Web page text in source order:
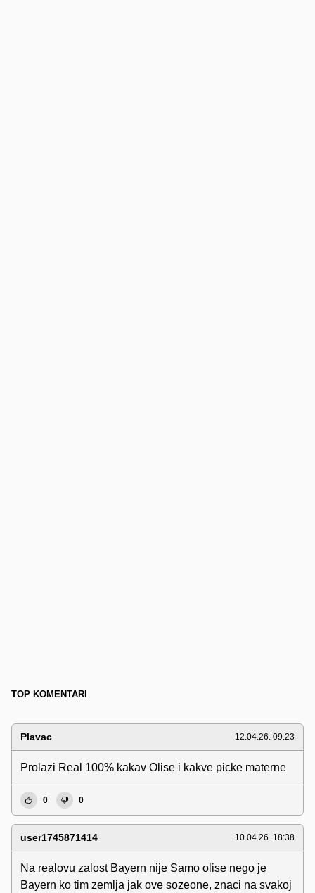
TOP KOMENTARI
Plavac 12.04.26. 09:23
Prolazi Real 100% kakav Olise i kakve picke materne
0 0
user1745871414 10.04.26. 18:38
Na realovu zalost Bayern nije Samo olise nego je
Bayern ko tim zemlja jak ove sozeone, znaci na svakoj